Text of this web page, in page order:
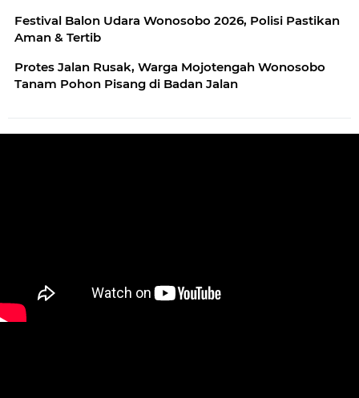
Festival Balon Udara Wonosobo 2026, Polisi Pastikan
Aman & Tertib
Protes Jalan Rusak, Warga Mojotengah Wonosobo
Tanam Pohon Pisang di Badan Jalan